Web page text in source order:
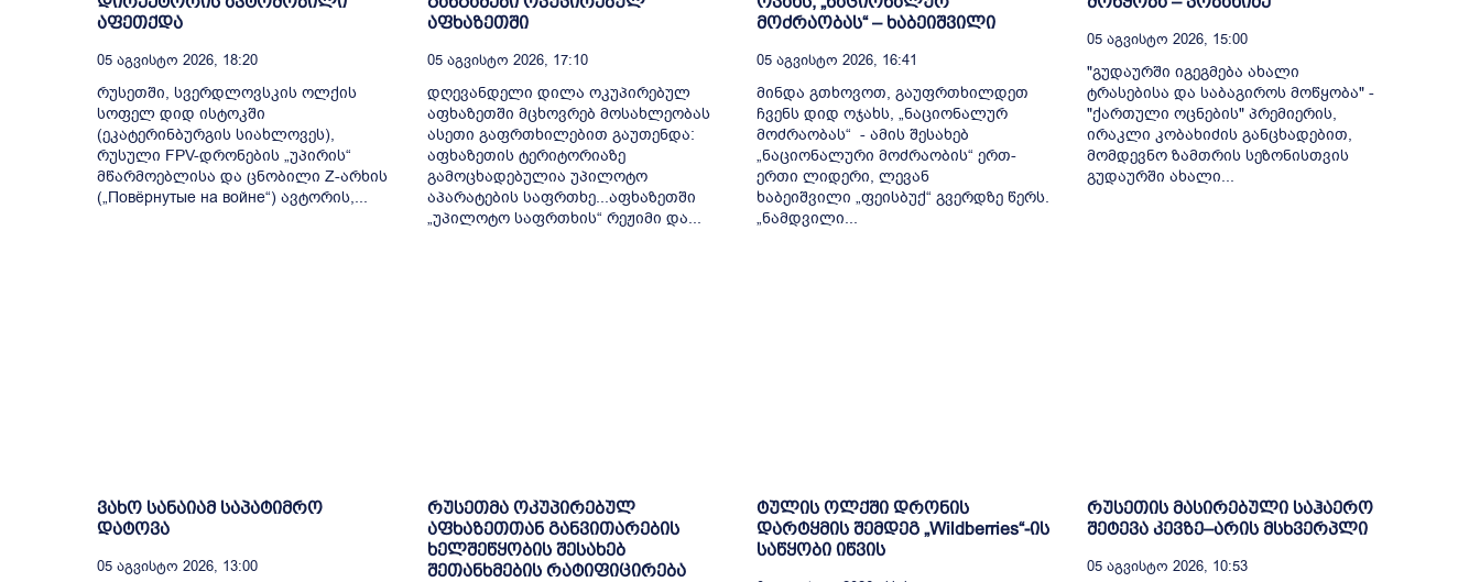
აფეთქდა
05 Აგვისტო 2026, 18:20
რუსეთში, სვერდლოვსკის ოლქის
სოფელ დიდ ისტოკში
(ეკატერინბურგის სიახლოვეს),
რუსული FPV-დრონების „უპირის“
მწარმოებლისა და ცნობილი Z-არხის
(„Повёрнутые на войне“) ავტორის,...
აფხაზეთში
05 Აგვისტო 2026, 17:10
დღევანდელი დილა ოკუპირებულ
აფხაზეთში მცხოვრებ მოსახლეობას
ასეთი გაფრთხილებით გაუთენდა:
აფხაზეთის ტერიტორიაზე
გამოცხადებულია უპილოტო
აპარატების საფრთხე...აფხაზეთში
„უპილოტო საფრთხის“ რეჟიმი და...
მოძრაობას“ – ხაბეიშვილი
05 Აგვისტო 2026, 16:41
მინდა გთხოვოთ, გაუფრთხილდეთ
ჩვენს დიდ ოჯახს, „ნაციონალურ
მოძრაობას“ - ამის შესახებ
„ნაციონალური მოძრაობის“ ერთ-
ერთი ლიდერი, ლევან
ხაბეიშვილი „ფეისბუქ“ გვერდზე წერს.
„ნამდვილი...
05 Აგვისტო 2026, 15:00
"გუდაურში იგეგმება ახალი
ტრასებისა და საბაგიროს მოწყობა" -
"ქართული ოცნების" პრემიერის,
ირაკლი კობახიძის განცხადებით,
მომდევნო ზამთრის სეზონისთვის
გუდაურში ახალი...
ვახო სანაიამ საპატიმრო
დატოვა
05 Აგვისტო 2026, 13:00
რუსეთმა ოკუპირებულ
აფხაზეთთან განვითარების
ხელშეწყობის შესახებ
შეთანხმების რატიფიცირება
ტულის ოლქში დრონის
დარტყმის შემდეგ „Wildberries“-ის
საწყობი იწვის
რუსეთის მასირებული საჰაერო
შეტევა კევზე–არის მსხვერპლი
05 Აგვისტო 2026, 10:53